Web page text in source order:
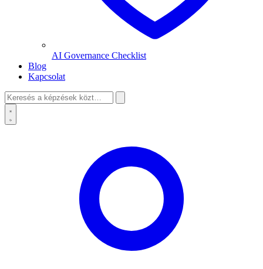
AI Governance Checklist
Blog
Kapcsolat